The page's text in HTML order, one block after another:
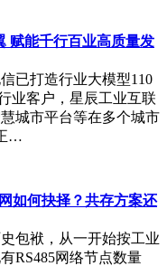
赋能千行百业高质量发
已打造行业大模型110
业客户，星辰工业互联
城市平台等在多个城市
…
如何抉择？共存方案还
包袱，从一开始按工业
RS485网络节点数量